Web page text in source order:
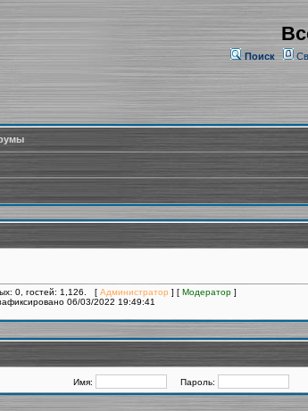
Поиск
0, гостей: 1,126. [ Администратор ] [ Модератор ]
06/03/2022 19:49:41
Имя: Пароль: